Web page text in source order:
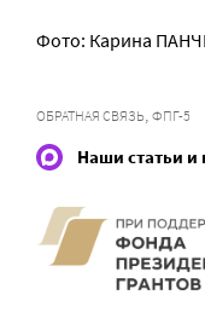
Фото: Карина
ОБРАТНАЯ СВЯЗЬ ФПГ-5
Наши статьи и